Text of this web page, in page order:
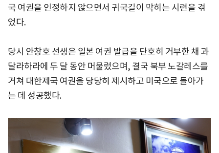
국 여권을 인정하지 않으면서 귀국길이 막히는 시련을 겪
었다.
당시 안창호 선생은 일본 여권 발급을 단호히 거부한 채 과
달라하라에 두 달 동안 머물렀으며, 결국 북부 노갈레스를
거쳐 대한제국 여권을 당당히 제시하고 미국으로 돌아가
는 데 성공했다.